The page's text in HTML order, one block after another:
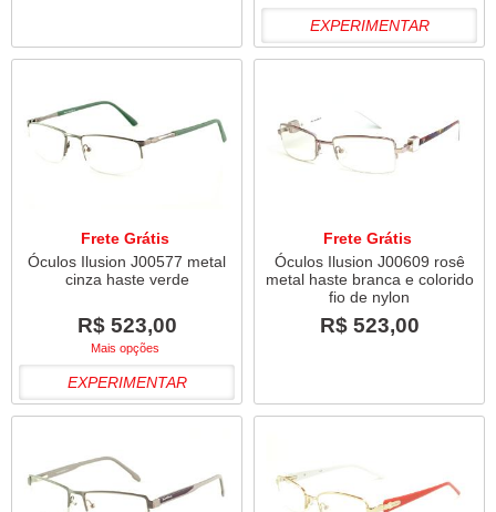
EXPERIMENTAR
Frete Grátis
Óculos Ilusion J00577 metal
cinza haste verde
R$ 523,00
Mais opções
EXPERIMENTAR
Frete Grátis
Óculos Ilusion J00609 rosê
metal haste branca e colorido
fio de nylon
R$ 523,00